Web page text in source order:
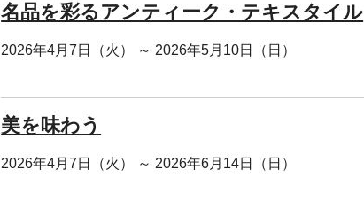
名品を彩るアンティーク・テキスタイル
2026年4月7日（火） ～ 2026年5月10日（日）
美を味わう
2026年4月7日（火） ～ 2026年6月14日（日）